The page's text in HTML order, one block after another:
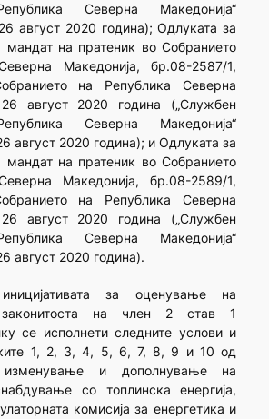
Северна Македонија“
август 2020 година); Одлуката за
мандат на пратеник во Собранието
Македонија, бр.08-2587/1,
на Република Северна
август 2020 година („Службен
Северна Македонија“
август 2020 година); и Одлуката за
мандат на пратеник во Собранието
Македонија, бр.08-2589/1,
на Република Северна
август 2020 година („Службен
Северна Македонија“
август 2020 година).
за оценување на
на член 2 став 1
се исполнети следните услови и
1, 2, 3, 4, 5, 6, 7, 8, 9 и 10 од
и дополнување на
со топлинска енергија,
комисија за енергетика и